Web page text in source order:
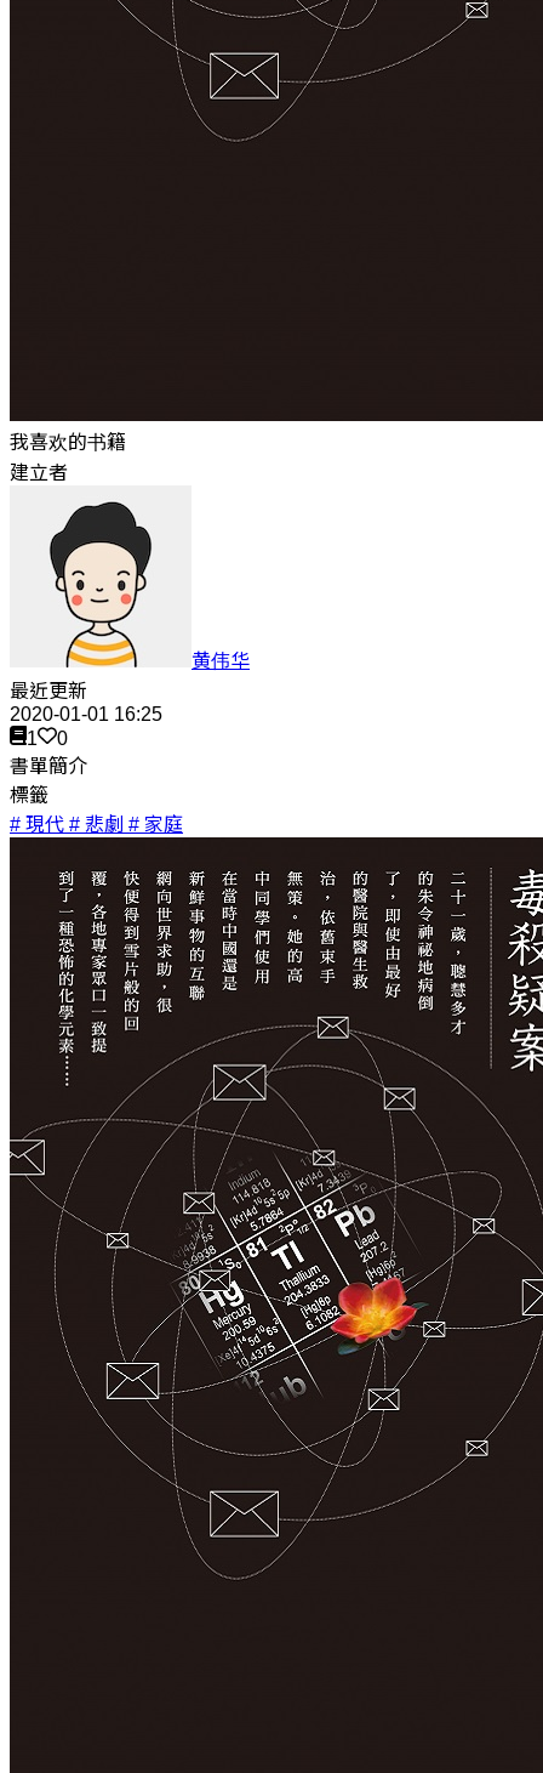
我喜欢的书籍
建立者
黄伟华
最近更新
2020-01-01 16:25
1
0
書單簡介
標籤
# 現代 # 悲劇 # 家庭